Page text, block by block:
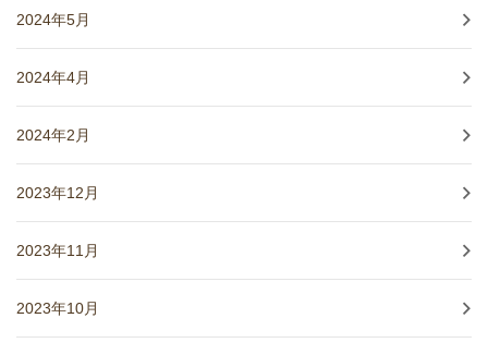
2024年5月
2024年4月
2024年2月
2023年12月
2023年11月
2023年10月